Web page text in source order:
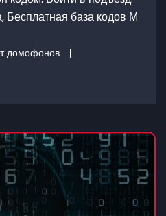
Бесплатная база кодов М
домофонов
|